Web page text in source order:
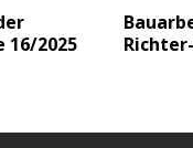
16/2025